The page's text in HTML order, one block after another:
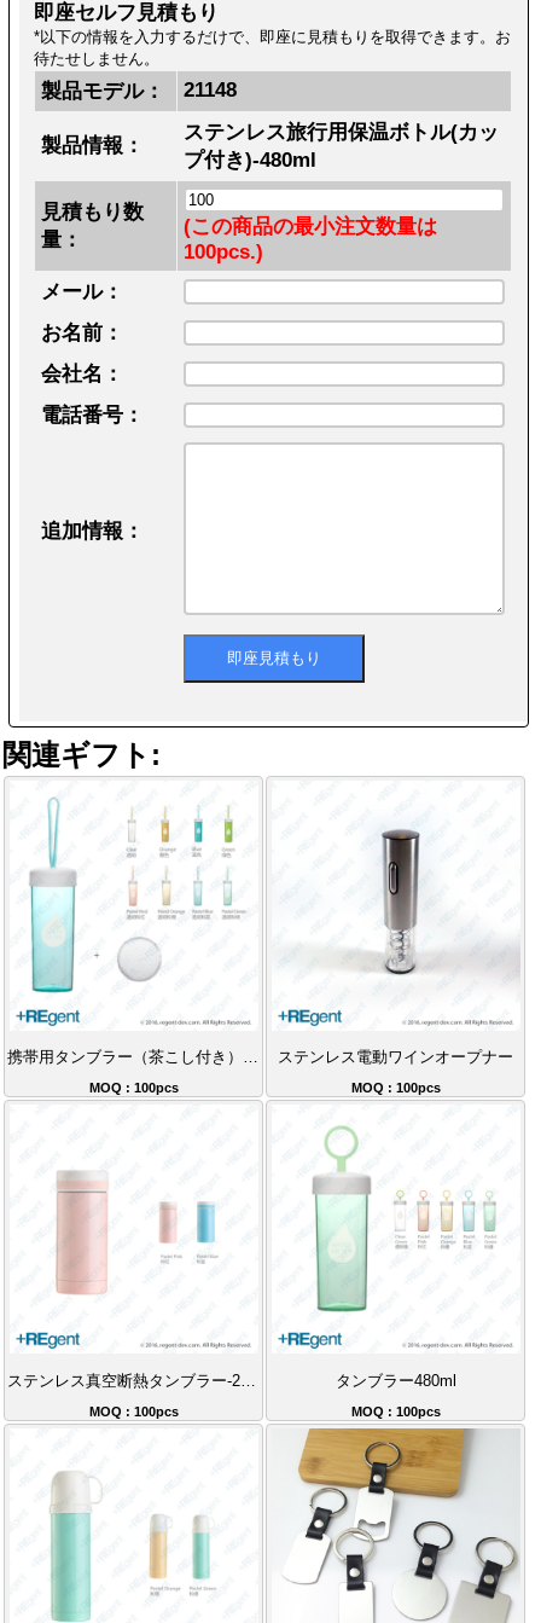
即座セルフ見積もり
*以下の情報を入力するだけで、即座に見積もりを取得できます。お
待たせしません。
製品モデル： 21148
製品情報：
ステンレス旅行用保温ボトル(カッ
プ付き)-480ml
見積もり数
量：
(この商品の最小注文数量は
100pcs.)
メール：
お名前：
会社名：
電話番号：
追加情報：
関連ギフト:
MOQ : 100pcs
ステンレス電動ワインオープナー
MOQ : 100pcs
ステンレス真空断熱タンブラー-200ml
MOQ : 100pcs
タンブラー480ml
MOQ : 100pcs